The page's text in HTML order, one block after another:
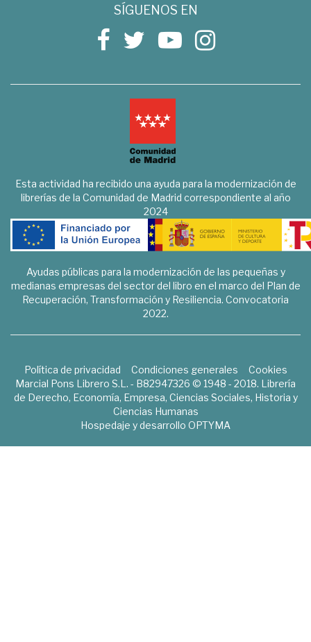
SÍGUENOS EN
Esta actividad ha recibido una ayuda para la modernización de
librerías de la Comunidad de Madrid correspondiente al año
2024
Ayudas públicas para la modernización de las pequeñas y
medianas empresas del sector del libro en el marco del Plan de
Recuperación, Transformación y Resiliencia. Convocatoria
2022.
Política de privacidad Condiciones generales
Cookies
Marcial Pons Librero S.L. - B82947326 © 1948 - 2018. Librería
de Derecho, Economía, Empresa, Ciencias Sociales, Historia y
Ciencias Humanas
Hospedaje y desarrollo OPTYMA